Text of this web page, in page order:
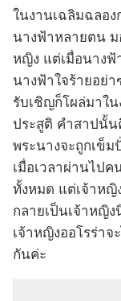
ในงานเฉลิมฉลอง
นางฟ้าหลายตน ม
หญิง แต่เมื่อนางฟ้
นางฟ้าใจร้ายอย่
รับเชิญก็โผล่มาใ
ประสูติ คำสาปนั้น
พระนางจะถูกเข็
เมื่อเวลาผ่านไป
ทั้งหมด แต่เจ้าห
กลายเป็นเจ้าหญิ
เจ้าหญิงออโรร่า
กันค่ะ